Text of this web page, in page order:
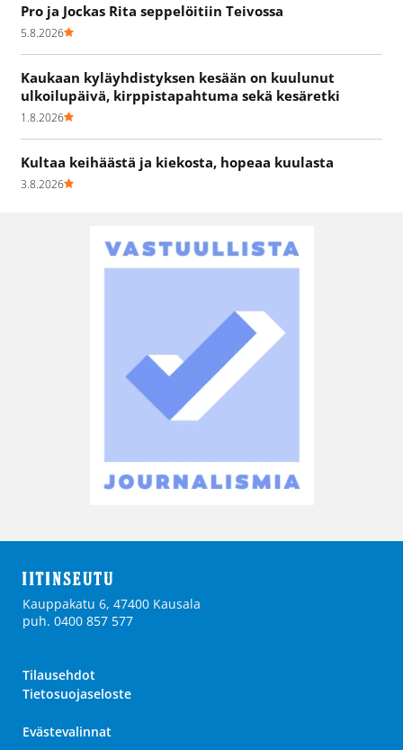
Pro ja Jockas Rita seppelöitiin Teivossa
5.8.2026
Kaukaan kyläyhdistyksen kesään on kuulunut
ulkoilupäivä, kirppistapahtuma sekä kesäretki
1.8.2026
Kultaa keihäästä ja kiekosta, hopeaa kuulasta
3.8.2026
Kauppakatu 6, 47400 Kausala
puh. 0400 857 577
Tilausehdot
Tietosuojaseloste
Evästevalinnat